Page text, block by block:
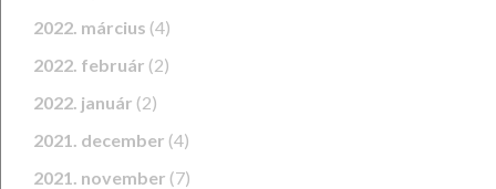
2022. március (4)
2022. február (2)
2022. január (2)
2021. december (4)
2021. november (7)